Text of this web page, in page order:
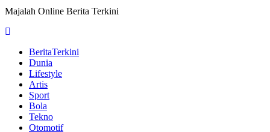
Majalah Online Berita Terkini
BeritaTerkini
Dunia
Lifestyle
Artis
Sport
Bola
Tekno
Otomotif